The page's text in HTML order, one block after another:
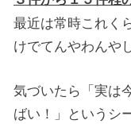
最近は常時これく
けでてんやわんや
気づいたら「実は
ばい！」というシ